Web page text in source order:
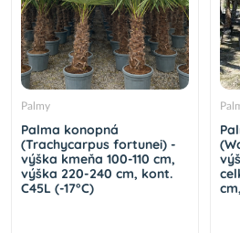
Palmy
Palma konopná
(Trachycarpus fortunei) -
výška kmeňa 100-110 cm,
výška 220-240 cm, kont.
C45L (-17°C)